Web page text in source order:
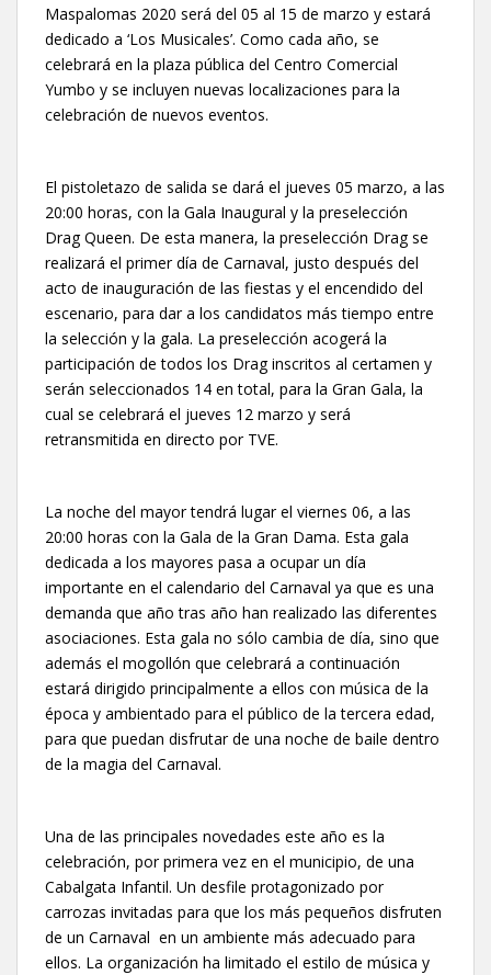
Maspalomas 2020 será del 05 al 15 de marzo y estará
dedicado a ‘Los Musicales’. Como cada año, se
celebrará en la plaza pública del Centro Comercial
Yumbo y se incluyen nuevas localizaciones para la
celebración de nuevos eventos.
El pistoletazo de salida se dará el jueves 05 marzo, a las
20:00 horas, con la Gala Inaugural y la preselección
Drag Queen. De esta manera, la preselección Drag se
realizará el primer día de Carnaval, justo después del
acto de inauguración de las fiestas y el encendido del
escenario, para dar a los candidatos más tiempo entre
la selección y la gala. La preselección acogerá la
participación de todos los Drag inscritos al certamen y
serán seleccionados 14 en total, para la Gran Gala, la
cual se celebrará el jueves 12 marzo y será
retransmitida en directo por TVE.
La noche del mayor tendrá lugar el viernes 06, a las
20:00 horas con la Gala de la Gran Dama. Esta gala
dedicada a los mayores pasa a ocupar un día
importante en el calendario del Carnaval ya que es una
demanda que año tras año han realizado las diferentes
asociaciones. Esta gala no sólo cambia de día, sino que
además el mogollón que celebrará a continuación
estará dirigido principalmente a ellos con música de la
época y ambientado para el público de la tercera edad,
para que puedan disfrutar de una noche de baile dentro
de la magia del Carnaval.
Una de las principales novedades este año es la
celebración, por primera vez en el municipio, de una
Cabalgata Infantil. Un desfile protagonizado por
carrozas invitadas para que los más pequeños disfruten
de un Carnaval en un ambiente más adecuado para
ellos. La organización ha limitado el estilo de música y